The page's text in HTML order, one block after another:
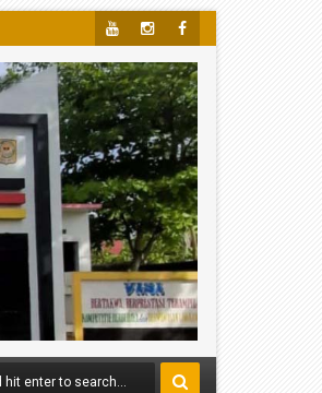
Face
Boo
K
Insta
Gra
M
Yout
Ube